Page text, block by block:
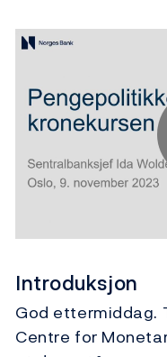
Introduksjon
God ettermiddag.
Centre for